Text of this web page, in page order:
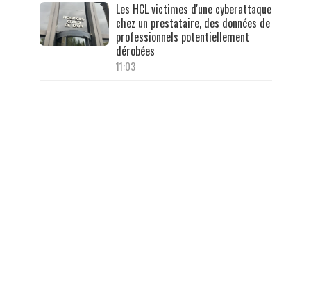
Les HCL victimes d'une cyberattaque
chez un prestataire, des données de
professionnels potentiellement
dérobées
11:03